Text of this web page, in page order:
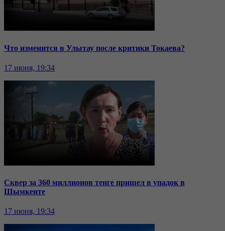
Что изменится в Улытау после критики Токаева?
17 июня, 19:34
Сквер за 360 миллионов тенге пришел в упадок в
Шымкенте
17 июня, 19:34